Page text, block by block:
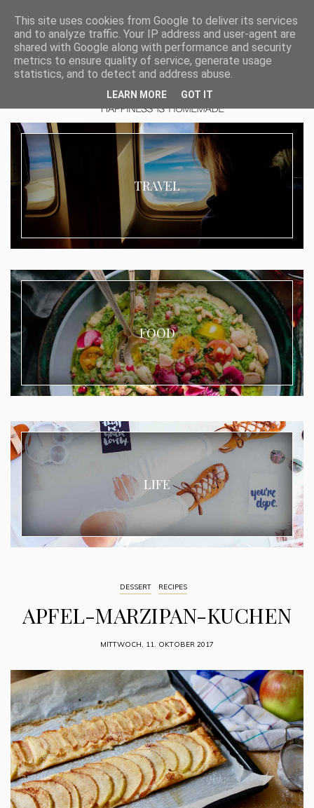
TRAVEL
FOOD
LIFE
DESSERT RECIPES
APFEL-MARZIPAN-KUCHEN
MITTWOCH, 11. OKTOBER 2017
This site uses cookies from Google to deliver its services
and to analyze traffic. Your IP address and user-agent are
shared with Google along with performance and security
metrics to ensure quality of service, generate usage
statistics, and to detect and address abuse.
LEARN MORE GOT IT